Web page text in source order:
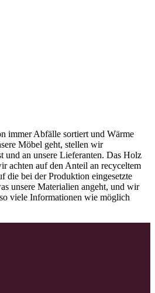
immer Abfälle sortiert und Wärme
Möbel geht, stellen wir
und an unsere Lieferanten. Das Holz
achten auf den Anteil an recyceltem
die bei der Produktion eingesetzte
unsere Materialien angeht, und wir
viele Informationen wie möglich